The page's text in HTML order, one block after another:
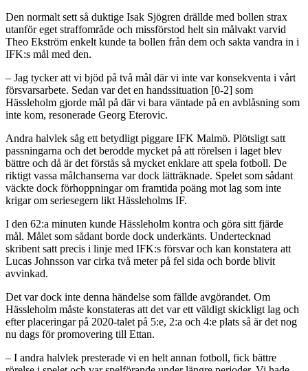
Den normalt sett så duktige Isak Sjögren drällde med bollen strax
utanför eget straffområde och missförstod helt sin målvakt varvid
Theo Ekström enkelt kunde ta bollen från dem och sakta vandra in i
IFK:s mål med den.
– Jag tycker att vi bjöd på två mål där vi inte var konsekventa i vårt
försvarsarbete. Sedan var det en handssituation [0-2] som
Hässleholm gjorde mål på där vi bara väntade på en avblåsning som
inte kom, resonerade Georg Eterovic.
Andra halvlek såg ett betydligt piggare IFK Malmö. Plötsligt satt
passningarna och det berodde mycket på att rörelsen i laget blev
bättre och då är det förstås så mycket enklare att spela fotboll. De
riktigt vassa målchanserna var dock lätträknade. Spelet som sådant
väckte dock förhoppningar om framtida poäng mot lag som inte
krigar om seriesegern likt Hässleholms IF.
I den 62:a minuten kunde Hässleholm kontra och göra sitt fjärde
mål. Målet som sådant borde dock underkänts. Undertecknad
skribent satt precis i linje med IFK:s försvar och kan konstatera att
Lucas Johnsson var cirka två meter på fel sida och borde blivit
avvinkad.
Det var dock inte denna händelse som fällde avgörandet. Om
Hässleholm måste konstateras att det var ett väldigt skickligt lag och
efter placeringar på 2020-talet på 5:e, 2:a och 4:e plats så är det nog
nu dags för promovering till Ettan.
– I andra halvlek presterade vi en helt annan fotboll, fick bättre